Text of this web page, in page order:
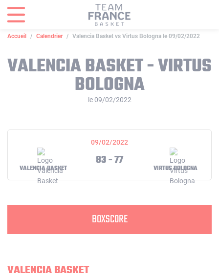
Accueil Calendrier Valencia Basket vs Virtus Bologna le 09/02/2022
VALENCIA BASKET - VIRTUS
BOLOGNA
le 09/02/2022
09/02/2022
VALENCIA BASKET
83 - 77
VIRTUS BOLOGNA
BOXSCORE
VALENCIA BASKET
Panneau de gestion des cookies